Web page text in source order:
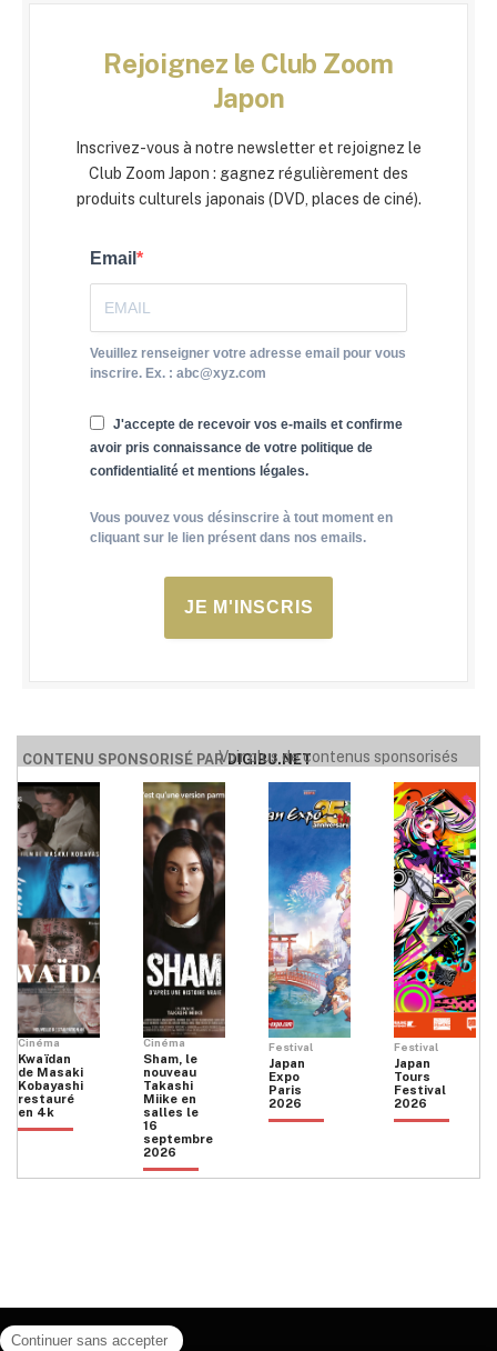
Rejoignez le Club Zoom
Japon
Inscrivez-vous à notre newsletter et rejoignez le
Club Zoom Japon : gagnez régulièrement des
produits culturels japonais (DVD, places de ciné).
Email
Veuillez renseigner votre adresse email pour vous
inscrire. Ex. : abc@xyz.com
J'accepte de recevoir vos e-mails et confirme
avoir pris connaissance de votre politique de
confidentialité et mentions légales.
Vous pouvez vous désinscrire à tout moment en
cliquant sur le lien présent dans nos emails.
JE M'INSCRIS
CONTENU SPONSORISÉ PARDIGIBU.NET
Voir plus de contenus sponsorisés
Cinéma
Kwaïdan
de Masaki
Kobayashi
restauré
en 4k
Cinéma
Sham, le
nouveau
Takashi
Miike en
salles le
16
septembre
2026
Festival
Japan
Expo
Paris
2026
Festival
Japan
Tours
Festival
2026